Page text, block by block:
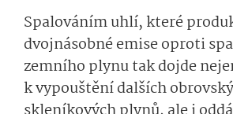
Spalováním uhlí, které
dvojnásobné emise oproti
zemního plynu tak dojde
k vypouštění dalších